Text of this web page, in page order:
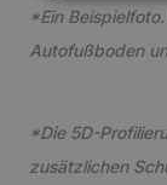
*Ein
Autofußboden
*Die 5D-
zusätzlichen